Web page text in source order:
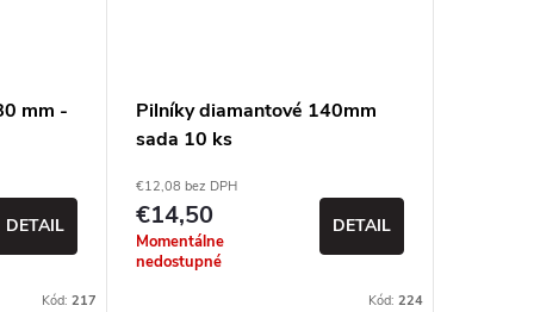
mm -
DETAIL
Kód: 217
Pilníky diamantové 140mm
sada 10 ks
€12,08 bez DPH
€14,50
Momentálne
nedostupné
DETAIL
Kód: 224